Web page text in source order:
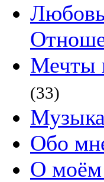
Мечты
(33)
Музыка
Обо
О моём